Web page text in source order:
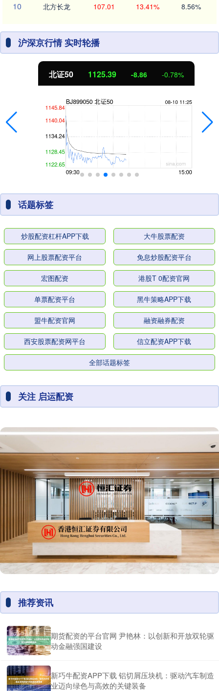
10 北方长龙 107.01 13.41% 8.56%
沪深京行情 实时轮播
北证50 1125.39 -8.86 -0.78%
话题标签
炒股配资杠杆APP下载 大牛股票配资
网上股票配资平台 免息炒股配资平台
宏图配资 港股T 0配资官网
单票配资平台 黑牛策略APP下载
盟牛配资官网 融资融券配资
西安股票配资网平台 信立配资APP下载
全部话题标签
关注 启运配资
推荐资讯
期货配资的平台官网 尹艳林：以创新和开放双轮驱
动金融强国建设
新巧牛配资APP下载 铝切屑压块机：驱动汽车制造
业迈向绿色与高效的关键装备